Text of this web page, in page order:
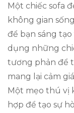
Một chiếc sofa
không gian
để bạn sáng
dụng những
tương phản để
mang lại cảm
Một mẹo thú vị
hợp để tạo sự